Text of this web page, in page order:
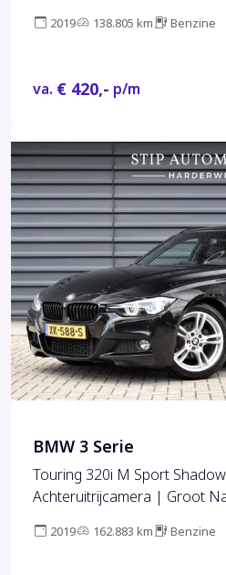
2019 138.805 km Benzine
va. € 420,- p/m
BMW 3 Serie
Touring 320i M Sport
Achteruitrijcamera | Groot
2019 162.883 km Benzine